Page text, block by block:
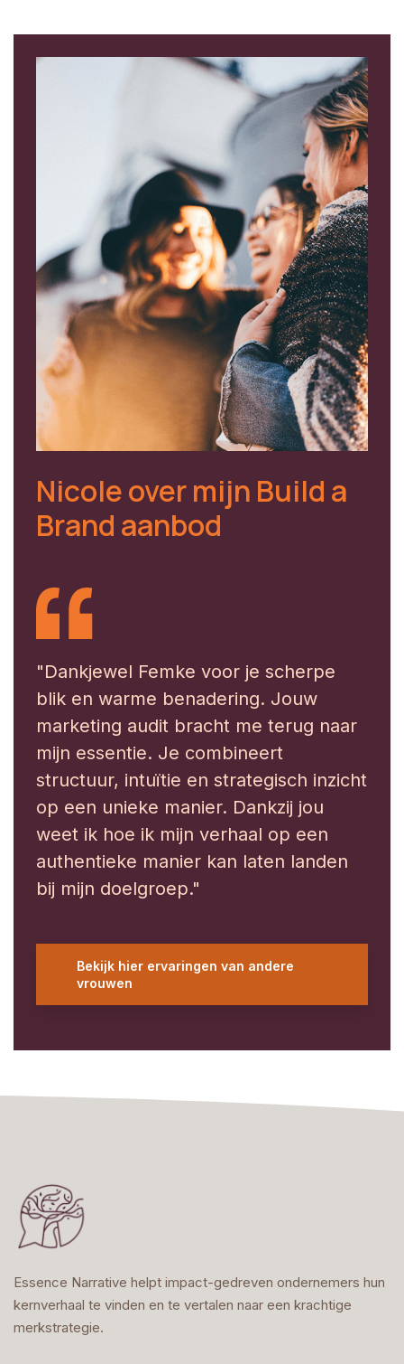
Nicole over mijn Build a
Brand aanbod
"Dankjewel Femke voor je scherpe
blik en warme benadering. Jouw
marketing audit bracht me terug naar
mijn essentie. Je combineert
structuur, intuïtie en strategisch inzicht
op een unieke manier. Dankzij jou
weet ik hoe ik mijn verhaal op een
authentieke manier kan laten landen
bij mijn doelgroep."
Bekijk hier ervaringen van andere
vrouwen
Essence Narrative helpt impact-gedreven ondernemers hun
kernverhaal te vinden en te vertalen naar een krachtige
merkstrategie.